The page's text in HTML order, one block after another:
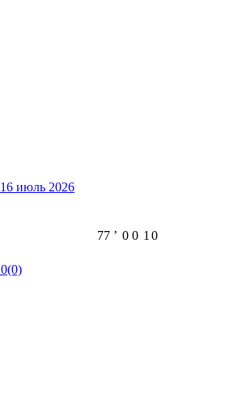
16 июль 2026
0(0)
77 ʼ 0 0 1 0